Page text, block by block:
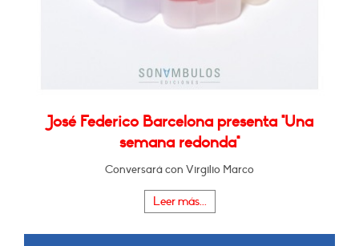
José Federico Barcelona presenta "Una
semana redonda"
Conversará con Virgilio Marco
Leer más...